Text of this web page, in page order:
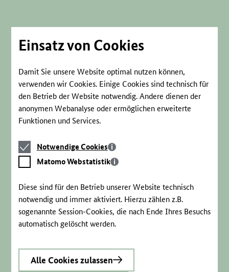
Einsatz von Cookies
Damit Sie unsere Website optimal nutzen können,
verwenden wir Cookies. Einige Cookies sind technisch für
den Betrieb der Website notwendig. Andere dienen der
anonymen Webanalyse oder ermöglichen erweiterte
Funktionen und Services.
Notwendige
Cookies
Notwendige Cookies
Matomo
Webstatistik
Matomo Webstatistik
Diese sind für den Betrieb unserer Website technisch
notwendig und immer aktiviert. Hierzu zählen z.B.
sogenannte Session-Cookies, die nach Ende Ihres Besuchs
automatisch gelöscht werden.
Alle Cookies zulassen